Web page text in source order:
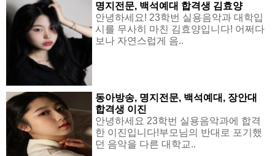
명지전문, 백석예대 합격생 김효양
안녕하세요! 23학번 실용음악과 대학입
시를 무사히 마친 김효양입니다! 어쩌다
보나 자연스럽게 음..
동아방송, 명지전문, 백석예대, 장안대
합격생 이진
안녕하세요 23학번 실용음악과에 합격
한 이진입니다!부모님의 반대로 포기했
던 음악을 다른 대학교..